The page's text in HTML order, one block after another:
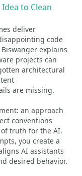
to Clean
deliver
code
explains
projects can
architectural
are missing.
an approach
conventions
truth for the AI.
you create a
AI assistants
desired behavior.